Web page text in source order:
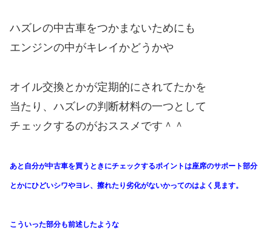
ハズレの中古車をつかまないためにも
エンジンの中がキレイかどうかや
オイル交換とかが定期的にされてたかを
当たり、ハズレの判断材料の一つとして
チェックするのがおススメです＾＾
あと自分が中古車を買うときにチェックするポイントは座席のサポート部分
とかにひどいシワやヨレ、 擦れたり劣化がないかってのはよく見ます。
こういった部分も前述したような